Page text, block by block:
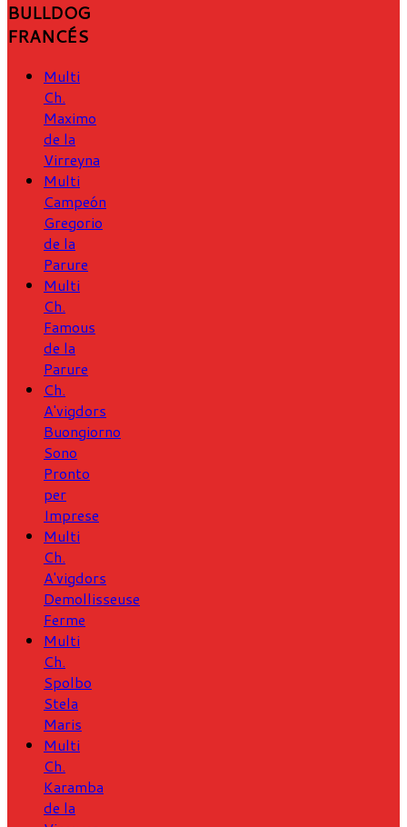
BULLDOG
FRANCÉS
Multi
Ch.
Maximo
de la
Virreyna
Multi
Campeón
Gregorio
de la
Parure
Multi
Ch.
Famous
de la
Parure
Ch.
A'vigdors
Buongiorno
Sono
Pronto
per
Imprese
Multi
Ch.
A'vigdors
Demollisseuse
Ferme
Multi
Ch.
Spolbo
Stela
Maris
Multi
Ch.
Karamba
de la